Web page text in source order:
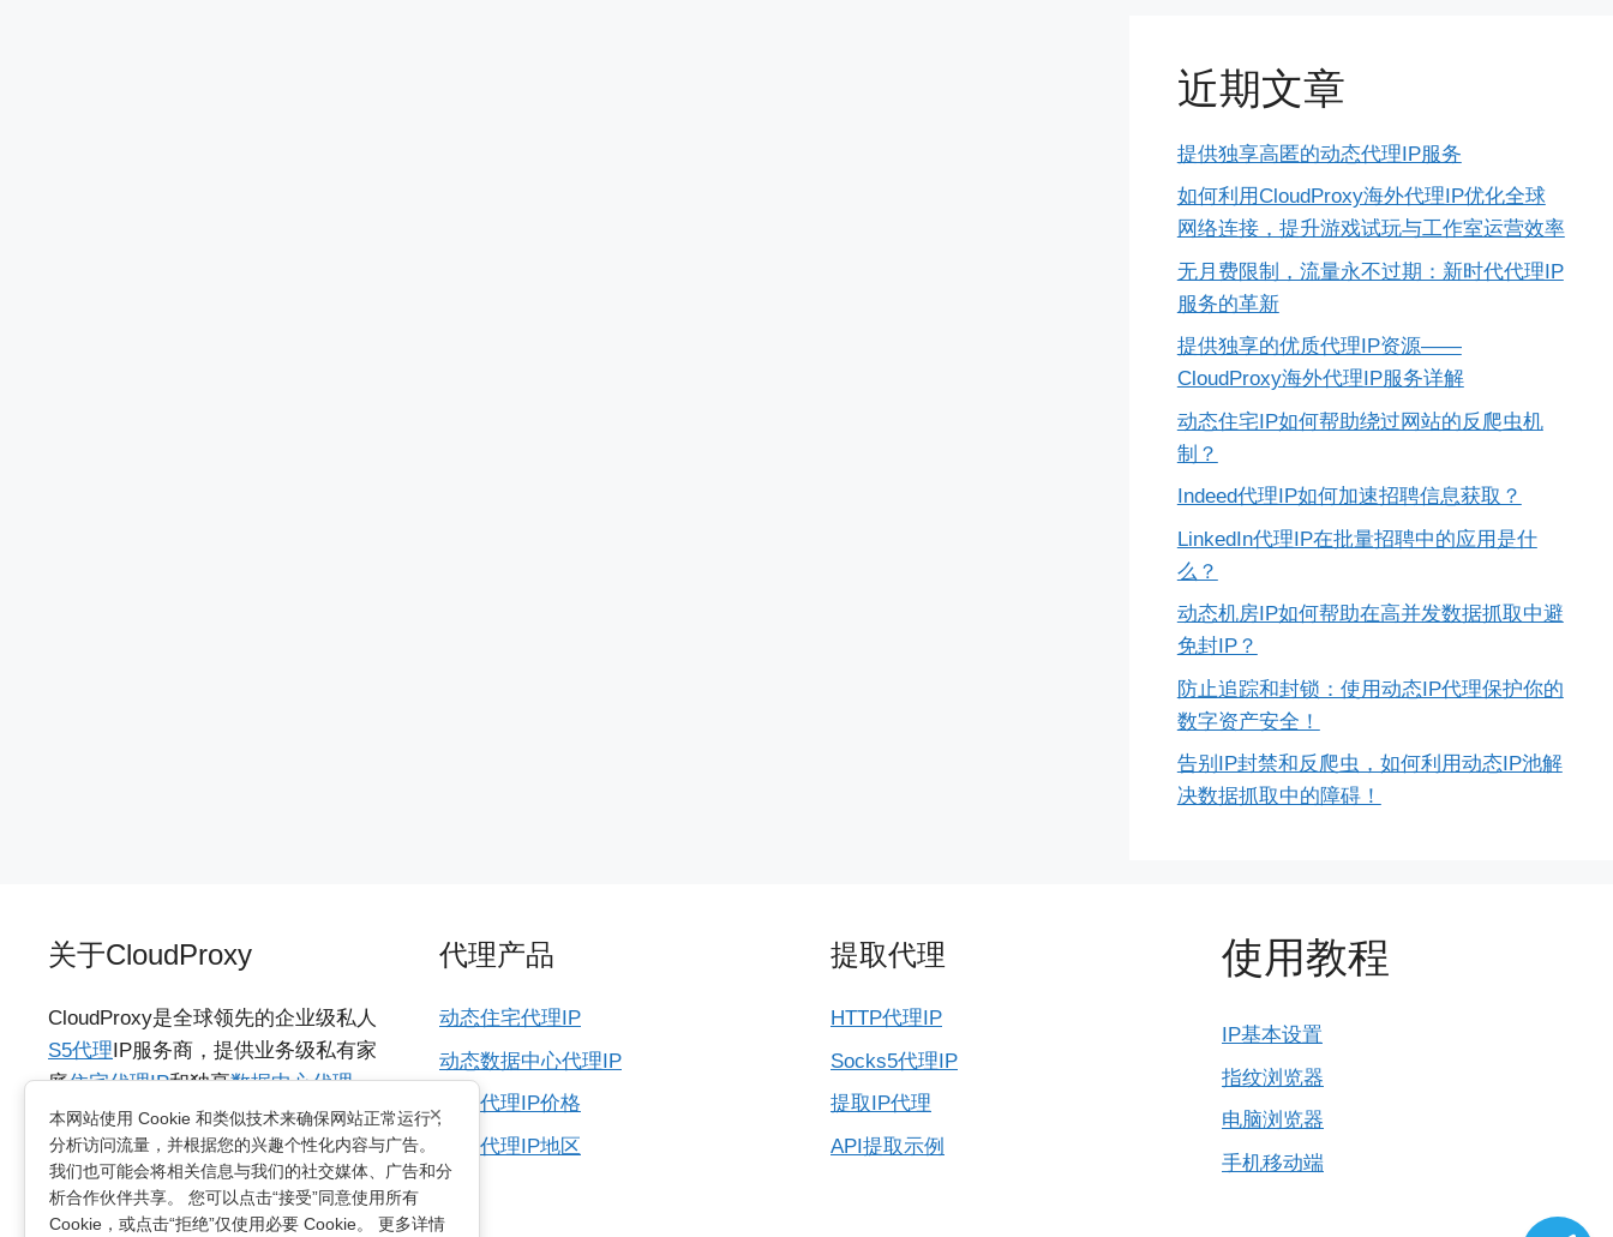
近期文章
提供独享高匿的动态代理IP服务
如何利用CloudProxy海外代理IP优化全球
网络连接，提升游戏试玩与工作室运营效率
无月费限制，流量永不过期：新时代代理IP
服务的革新
提供独享的优质代理IP资源——
CloudProxy海外代理IP服务详解
动态住宅IP如何帮助绕过网站的反爬虫机
制？
Indeed代理IP如何加速招聘信息获取？
LinkedIn代理IP在批量招聘中的应用是什
么？
动态机房IP如何帮助在高并发数据抓取中避
免封IP？
防止追踪和封锁：使用动态IP代理保护你的
数字资产安全！
告别IP封禁和反爬虫，如何利用动态IP池解
决数据抓取中的障碍！
关于CloudProxy
CloudProxy是全球领先的企业级私人
S5代理IP服务商，提供业务级私有家
庭住宅代理IP和独享数据中心代理
IP，具备城市级动态IP资源，支持
HTTP/SOCKS5协议，适用于各种多国
网络访问需求的业务。支持无限制并
发连接及动态轮换和粘性会话两种方
代理产品
动态住宅代理IP
动态数据中心代理IP
海外代理IP价格
所有代理IP地区
提取代理
HTTP代理IP
Socks5代理IP
提取IP代理
API提取示例
使用教程
IP基本设置
指纹浏览器
电脑浏览器
手机移动端
×
本网站使用 Cookie 和类似技术来确保网站正常运行，
分析访问流量，并根据您的兴趣个性化内容与广告。
我们也可能会将相关信息与我们的社交媒体、广告和分
析合作伙伴共享。 您可以点击“接受”同意使用所有
Cookie，或点击“拒绝”仅使用必要 Cookie。 更多详情